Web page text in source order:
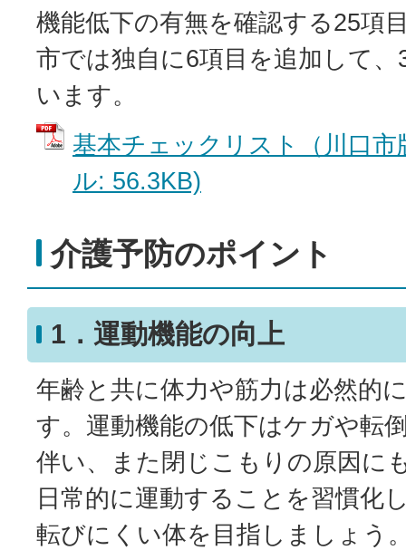
機能低下の有無を確認する25項
市では独自に6項目を追加して
います。
基本チェックリスト（川口
ル: 56.3KB)
介護予防のポイント
1．運動機能の向上
年齢と共に体力や筋力は必然的
す。運動機能の低下はケガや転
伴い、また閉じこもりの原因に
日常的に運動することを習慣化
転びにくい体を目指しましょう